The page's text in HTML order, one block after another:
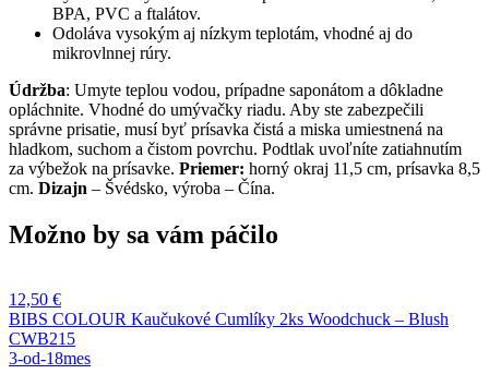
BPA, PVC a ftalátov.
Odoláva vysokým aj nízkym teplotám, vhodné aj do
mikrovlnnej rúry.
Údržba: Umyte teplou vodou, prípadne saponátom a dôkladne
opláchnite. Vhodné do umývačky riadu. Aby ste zabezpečili
správne prisatie, musí byť prísavka čistá a miska umiestnená na
hladkom, suchom a čistom povrchu. Podtlak uvoľníte zatiahnutím
za výbežok na prísavke. Priemer: horný okraj 11,5 cm, prísavka 8,5
cm. Dizajn – Švédsko, výroba – Čína.
Možno by sa vám páčilo
12,50 €
BIBS COLOUR Kaučukové Cumlíky 2ks Woodchuck – Blush
CWB215
3-od-18mes